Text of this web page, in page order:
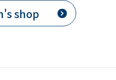
using
the
Automatic
shop